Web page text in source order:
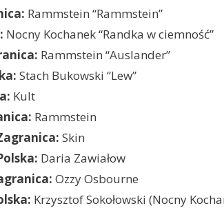
Rammstein “Rammstein”
Nocny Kochanek “Randka w ciemność”
Rammstein “Auslander”
Stach Bukowski “Lew”
Kult
Rammstein
Skin
Daria Zawiałow
Ozzy Osbourne
Krzysztof Sokołowski (Nocny